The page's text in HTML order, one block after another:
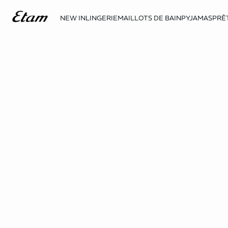
NEW INLINGERIEMAILLOTS DE BAINPYJAMAS